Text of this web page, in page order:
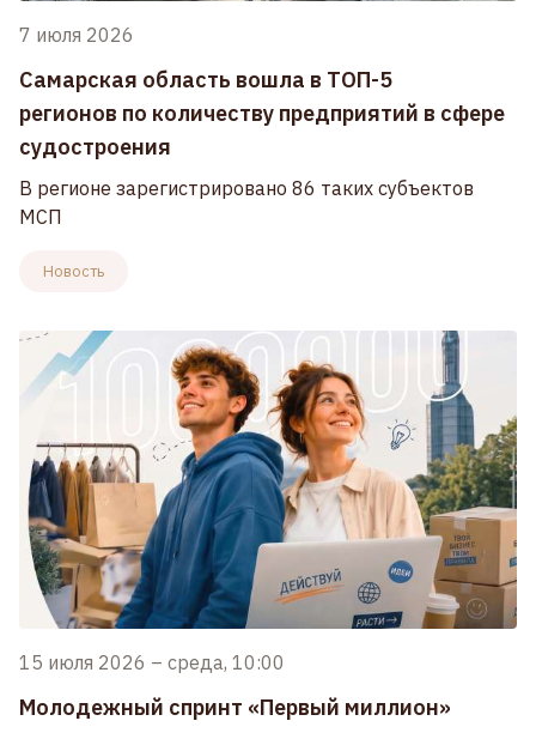
7 июля 2026
Самарская область вошла в ТОП-5
регионов по количеству предприятий в сфере
судостроения
В регионе зарегистрировано 86 таких субъектов
МСП
Новость
15 июля 2026 – среда, 10:00
Молодежный спринт «Первый миллион»